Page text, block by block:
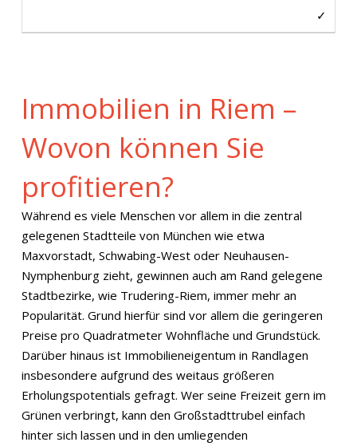
✓
Immobilien in Riem –
Wovon können Sie
profitieren?
Während es viele Menschen vor allem in die zentral
gelegenen Stadtteile von München wie etwa
Maxvorstadt, Schwabing-West oder Neuhausen-
Nymphenburg zieht, gewinnen auch am Rand gelegene
Stadtbezirke, wie Trudering-Riem, immer mehr an
Popularität. Grund hierfür sind vor allem die geringeren
Preise pro Quadratmeter Wohnfläche und Grundstück.
Darüber hinaus ist Immobilieneigentum in Randlagen
insbesondere aufgrund des weitaus größeren
Erholungspotentials gefragt. Wer seine Freizeit gern im
Grünen verbringt, kann den Großstadttrubel einfach
hinter sich lassen und in den umliegenden